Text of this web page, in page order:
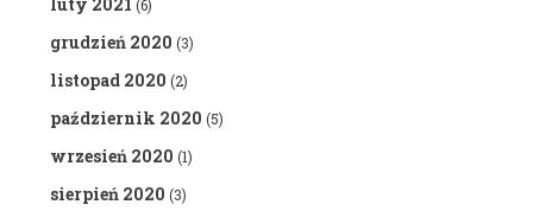
(6)
grudzień 2020 (3)
listopad 2020 (2)
październik 2020 (5)
wrzesień 2020 (1)
sierpień 2020 (3)